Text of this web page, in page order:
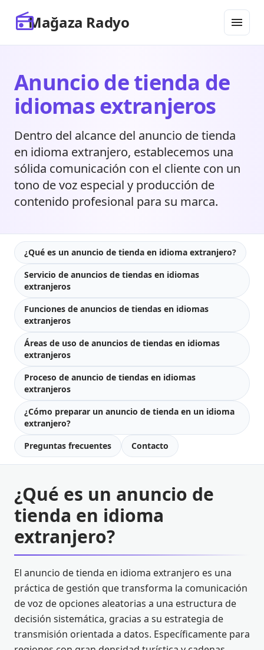
INICIO SEOFINAL SEO
radioMağaza Radyo menu
Anuncio de tienda de
idiomas extranjeros
Dentro del alcance del anuncio de tienda
en idioma extranjero, establecemos una
sólida comunicación con el cliente con un
tono de voz especial y producción de
contenido profesional para su marca.
¿Qué es un anuncio de tienda en idioma extranjero?
Servicio de anuncios de tiendas en idiomas
extranjeros
Funciones de anuncios de tiendas en idiomas
extranjeros
Áreas de uso de anuncios de tiendas en idiomas
extranjeros
Proceso de anuncio de tiendas en idiomas
extranjeros
¿Cómo preparar un anuncio de tienda en un idioma
extranjero?
Preguntas frecuentes
Contacto
¿Qué es un anuncio de
tienda en idioma
extranjero?
El anuncio de tienda en idioma extranjero es una
práctica de gestión que transforma la comunicación
de voz de opciones aleatorias a una estructura de
decisión sistemática, gracias a su estrategia de
transmisión orientada a datos. Específicamente para